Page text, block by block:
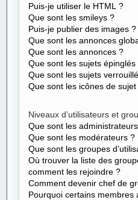
Puis-je utiliser le HTML ?
Que sont les smileys ?
Puis-je publier des images ?
Que sont les annonces
Que sont les annonces ?
Que sont les sujets épinglés
Que sont les sujets
Que sont les icônes de sujet
Niveaux d’utilisateurs et
Que sont les
Que sont les modérateurs ?
Que sont les groupes
Où trouver la liste des
comment les rejoindre ?
Comment devenir chef de
Pourquoi certains membres